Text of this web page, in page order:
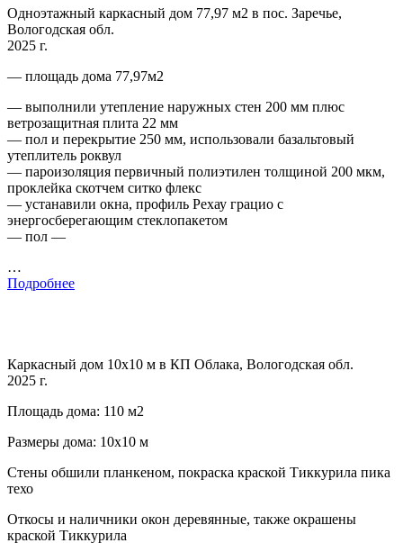
Одноэтажный каркасный дом 77,97 м2 в пос. Заречье,
Вологодская обл.
2025 г.
— площадь дома 77,97м2
— выполнили утепление наружных стен 200 мм плюс
ветрозащитная плита 22 мм
— пол и перекрытие 250 мм, использовали базальтовый
утеплитель роквул
— пароизоляция первичный полиэтилен толщиной 200 мкм,
проклейка скотчем ситко флекс
— устанавили окна, профиль Рехау грацио с
энергосберегающим стеклопакетом
— пол —
…
Подробнее
Каркасный дом 10х10 м в КП Облака, Вологодская обл.
2025 г.
Площадь дома: 110 м2
Размеры дома: 10х10 м
Стены обшили планкеном, покраска краской Тиккурила пика
техо
Откосы и наличники окон деревянные, также окрашены
краской Тиккурила